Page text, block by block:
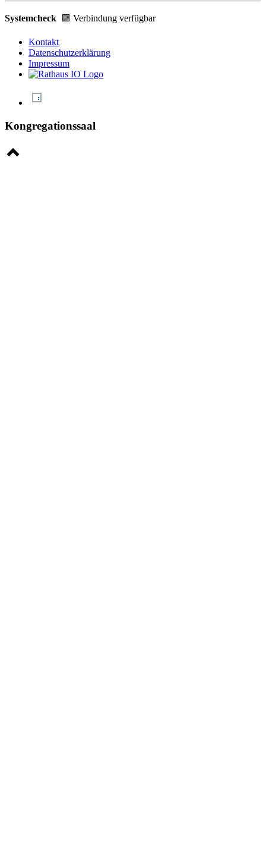
Systemcheck 🟩 Verbindung verfügbar
Kontakt
Datenschutzerklärung
Impressum
Kongregationssaal